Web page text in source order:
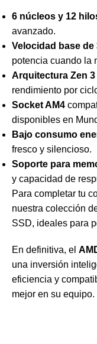
6 núcleos y 12
avanzado.
Velocidad base de
potencia cuando la
Arquitectura Zen 3
rendimiento por
Socket AM4
disponibles en
Bajo consumo
fresco y silencioso.
Soporte para
y capacidad de
Para completar tu
nuestra colección
SSD, ideales para
En definitiva, el
una inversión
eficiencia y
mejor en su equipo.